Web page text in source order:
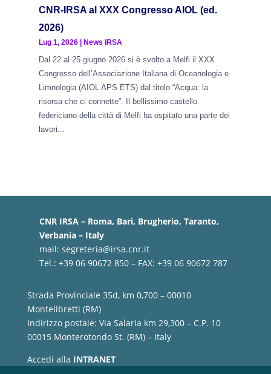
CNR-IRSA al XXX Congresso AIOL (ed.
2026)
Lug 1, 2026| News IRSA
Dal 22 al 25 giugno 2026 si è svolto a Melfi il XXX
Congresso dell’Associazione Italiana di Oceanologia e
Limnologia (AIOL APS ETS) dal titolo “Acqua: la
risorsa che ci connette”. Il bellissimo castello
federiciano della città di Melfi ha ospitato una parte dei
lavori...
CNR IRSA – Roma, Bari, Brugherio, Taranto,
Verbania – Italy
mail: segreteria@irsa.cnr.it
Tel.: +39 06 90672 850 – FAX: +39 06 90672 787
Strada Provinciale 35d, km 0,700 – 00010
Montelibretti (RM)
Indirizzo postale: Via Salaria km 29,300 – C.P. 10
00015 Monterotondo St. (RM) – Italy
Accedi alla INTRANET